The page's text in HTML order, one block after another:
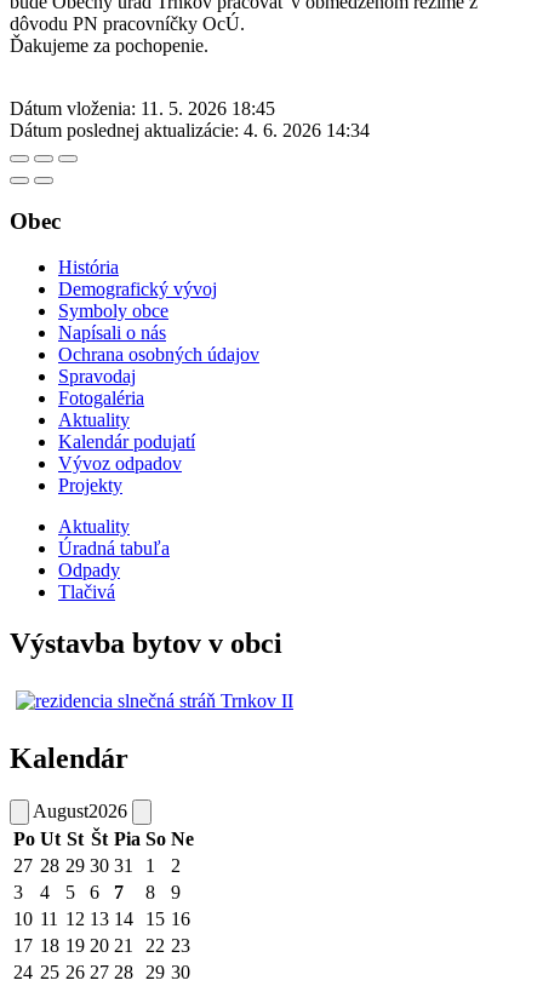
dôvodu PN pracovníčky OcÚ.
Ďakujeme za pochopenie.
Dátum vloženia: 11. 5. 2026 18:45
Dátum poslednej aktualizácie: 4. 6. 2026 14:34
Obec
História
Demografický vývoj
Symboly obce
Napísali o nás
Ochrana osobných údajov
Spravodaj
Fotogaléria
Aktuality
Kalendár podujatí
Vývoz odpadov
Projekty
Aktuality
Úradná tabuľa
Odpady
Tlačivá
Výstavba bytov v obci
Kalendár
August2026
Po Ut St Št Pia So Ne
27 28 29 30 31 1
2
3
4 5 6 7 8
9
10 11 12 13 14 15 16
17 18 19 20 21 22 23
24 25 26 27 28 29 30